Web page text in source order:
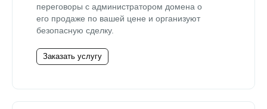
переговоры с администратором домена о
его продаже по вашей цене и организуют
безопасную сделку.
Заказать услугу